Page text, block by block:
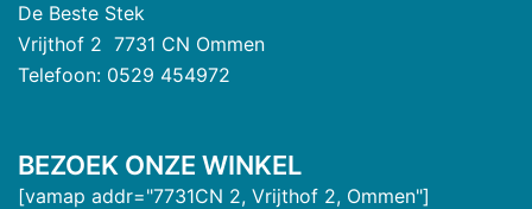
De Beste Stek
Vrijthof 2 7731 CN Ommen
Telefoon: 0529 454972
BEZOEK ONZE WINKEL
[vamap addr="7731CN 2, Vrijthof 2, Ommen"]